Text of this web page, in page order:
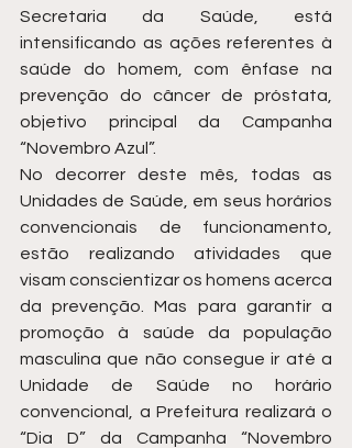
Secretaria da Saúde, está
intensificando as ações referentes à
saúde do homem, com ênfase na
prevenção do câncer de próstata,
objetivo principal da Campanha
“Novembro Azul”.
No decorrer deste mês, todas as
Unidades de Saúde, em seus horários
convencionais de funcionamento,
estão realizando atividades que
visam conscientizar os homens acerca
da prevenção. Mas para garantir a
promoção à saúde da população
masculina que não consegue ir até a
Unidade de Saúde no horário
convencional, a Prefeitura realizará o
“Dia D” da Campanha “Novembro